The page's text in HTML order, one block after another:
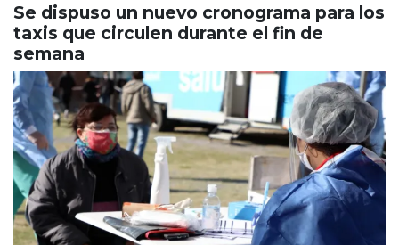
Se dispuso un nuevo cronograma para los
taxis que circulen durante el fin de
semana